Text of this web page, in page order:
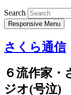
Search
Responsive Menu
さくら通信
６流作家・
ジオ(号泣)